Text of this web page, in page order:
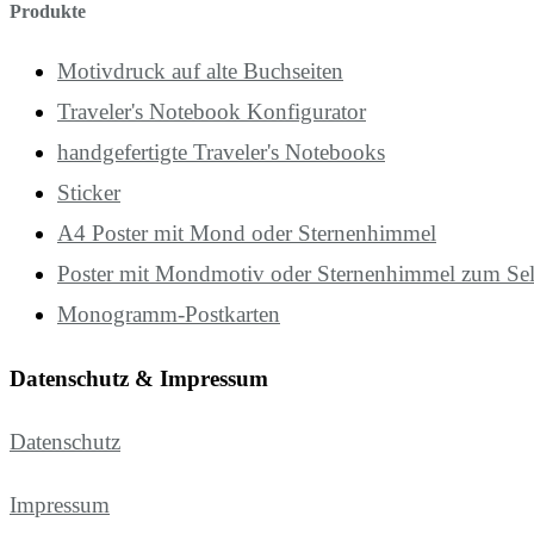
Produkte
Motivdruck auf alte Buchseiten
Traveler's Notebook Konfigurator
handgefertigte Traveler's Notebooks
Sticker
A4 Poster mit Mond oder Sternenhimmel
Poster mit Mondmotiv oder Sternenhimmel zum
Monogramm-Postkarten
Datenschutz & Impressum
Datenschutz
Impressum